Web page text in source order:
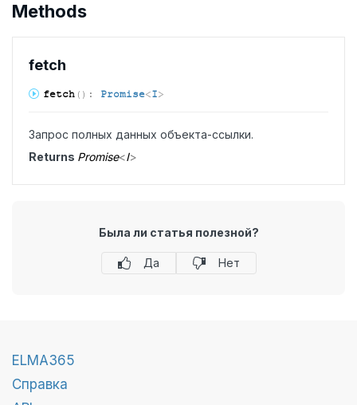
Methods
fetch
fetch ( ) : Promise<I>
Запрос полных данных объекта-ссылки.
Returns Promise<I>
Была ли статья полезной?
Да Нет
ELMA365
Справка